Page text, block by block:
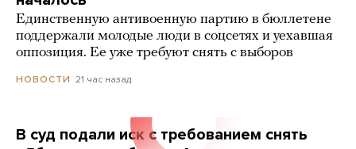
Единственную антивоенную партию в бюллетене
поддержали молодые люди в соцсетях и уехавшая
оппозиция. Ее уже требуют снять с выборов
НОВОСТИ 21 час назад
В суд подали иск с требованием снять